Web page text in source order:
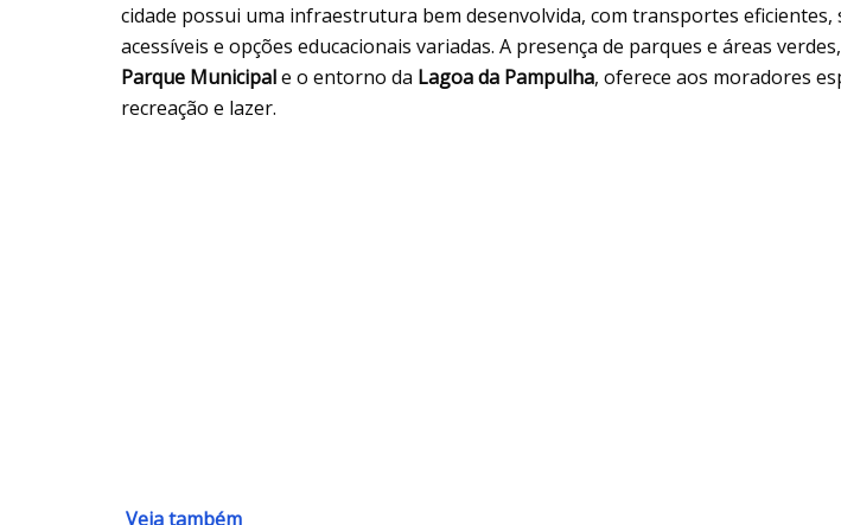
cidade possui uma infraestrutura bem desenvolvida, com transportes eficientes,
acessíveis e opções educacionais variadas. A presença de parques e áreas
Parque Municipale o entorno da Lagoa da Pampulha, oferece aos moradores
recreação e lazer.
Veja também